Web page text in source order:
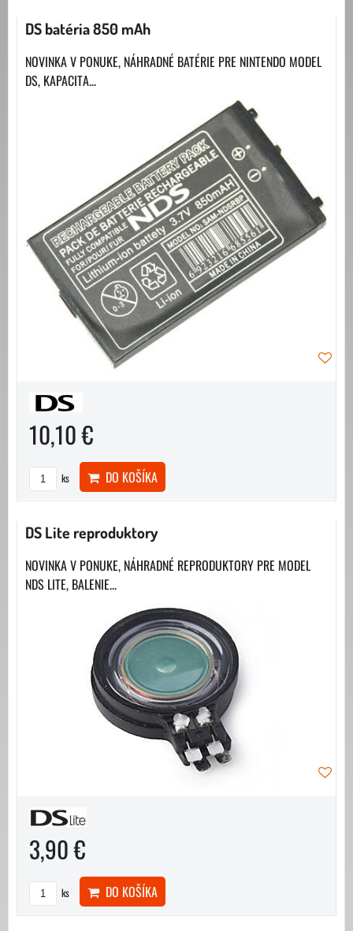
DS batéria 850 mAh
NOVINKA V PONUKE, NÁHRADNÉ BATÉRIE PRE NINTENDO MODEL
DS, KAPACITA...
10,10 €
ks DO KOŠÍKA
DS Lite reproduktory
NOVINKA V PONUKE, NÁHRADNÉ REPRODUKTORY PRE MODEL
NDS LITE, BALENIE...
3,90 €
ks DO KOŠÍKA